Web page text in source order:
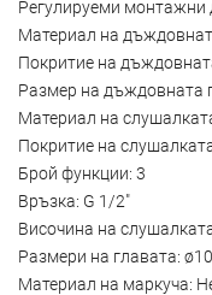
Регулируеми монтажни
Материал на
Покритие на
Размер на дъждовната
Материал на
Покритие на
Брой функции: 3
Връзка: G 1/2"
Височина на
Размери на главата:
Материал на маркуча: